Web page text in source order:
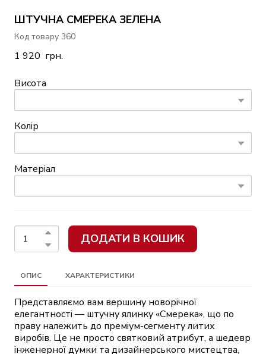
ШТУЧНА СМЕРЕКА ЗЕЛЕНА
Код товару 360
1 920  грн.
Висота
Колір
Матеріал
ДОДАТИ В КОШИК
ОПИС ХАРАКТЕРИСТИКИ
Представляємо вам вершину новорічної
елегантності — штучну ялинку «Смерека», що по
праву належить до преміум-сегменту литих
виробів. Це не просто святковий атрибут, а шедевр
інженерної думки та дизайнерського мистецтва,